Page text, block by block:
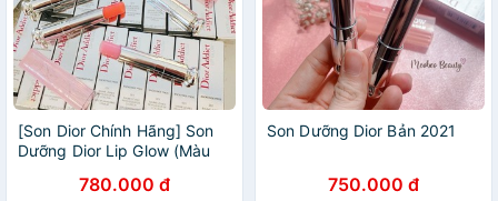
[Son Dior Chính Hãng] Son
Dưỡng Dior Lip Glow (Màu
780.000 đ
Son Dưỡng Dior Bản 2021
750.000 đ